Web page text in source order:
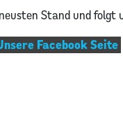
Stand und folgt
Facebook Seite